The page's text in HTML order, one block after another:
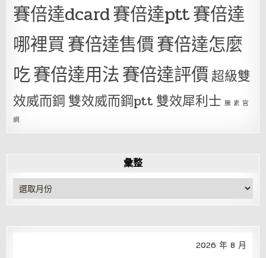
賽倍達dcard賽倍達ptt賽倍達
哪裡買賽倍達售價賽倍達怎麼
吃賽倍達用法賽倍達評價超級雙
效威而鋼 雙效威而鋼ptt 雙效犀利士 騰 素 官
網
彙整
彙
整
2026 年 8 月